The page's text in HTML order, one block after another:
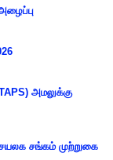
அமலுக்கு
சங்கம் முற்றுகை